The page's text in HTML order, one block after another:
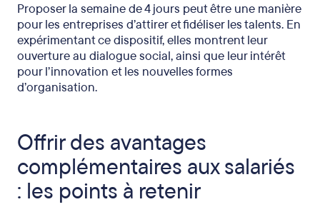
Proposer la semaine de 4 jours peut être une manière
pour les entreprises d’attirer et fidéliser les talents. En
expérimentant ce dispositif, elles montrent leur
ouverture au dialogue social, ainsi que leur intérêt
pour l’innovation et les nouvelles formes
d’organisation.
Offrir des avantages
complémentaires aux salariés
: les points à retenir